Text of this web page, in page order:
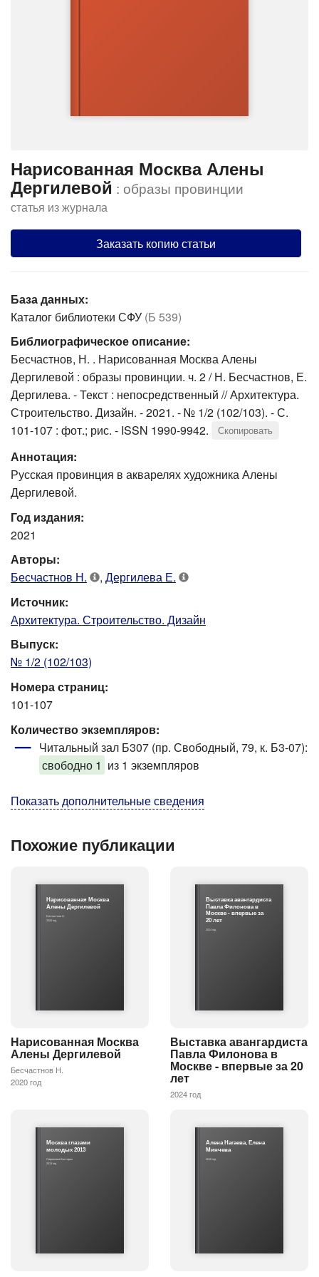
Нарисованная Москва Алены
Дергилевой : образы провинции
статья из журнала
Заказать копию статьи
База данных:
Каталог библиотеки СФУ (Б 539)
Библиографическое описание:
Бесчастнов, Н. . Нарисованная Москва Алены
Дергилевой : образы провинции. ч. 2 / Н. Бесчастнов, Е.
Дергилева. - Текст : непосредственный // Архитектура.
Строительство. Дизайн. - 2021. - № 1/2 (102/103). - С.
101-107 : фот.; рис. - ISSN 1990-9942.
Скопировать
Аннотация:
Русская провинция в акварелях художника Алены
Дергилевой.
Год издания:
2021
Авторы:
Бесчастнов Н.
, Дергилева Е.
Источник:
Архитектура. Строительство. Дизайн
Выпуск:
№ 1/2 (102/103)
Номера страниц:
101-107
Количество экземпляров:
Читальный зал Б307 (пр. Свободный, 79, к. Б3-07):
свободно 1 из 1 экземпляров
Показать дополнительные сведения
Похожие публикации
Нарисованная Москва
Алены Дергилевой
Бесчастнов Н.
2020 год
Нарисованная Москва
Алены Дергилевой
Бесчастнов Н.
2020 год
Выставка авангардиста
Павла Филонова в
Москве - впервые за
20 лет
2024 год
Выставка авангардиста
Павла Филонова в
Москве - впервые за 20
лет
2024 год
Москва глазами
молодых 2013
Ларионова Виктория
2013 год
Алена Нагаева, Елена
Минчева
2018 год